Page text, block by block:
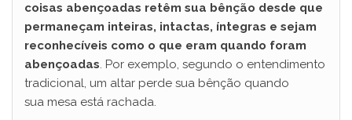
coisas abençoadas retêm sua bênção desde que
permaneçam inteiras, intactas, íntegras e sejam
reconhecíveis como o que eram quando foram
abençoadas. Por exemplo, segundo o entendimento
tradicional, um altar perde sua bênção quando
sua mesa está rachada.